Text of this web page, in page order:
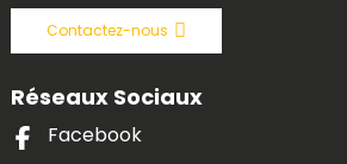
Contactez-nous
Réseaux Sociaux
Facebook